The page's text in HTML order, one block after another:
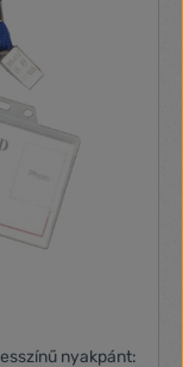
nyakpánt: